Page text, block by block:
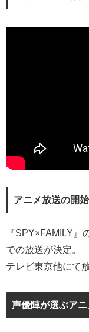
アニメ放送の開
『SPY×FAMILY』
での放送が決定。
テレビ東京他にて
声優陣が選ぶア